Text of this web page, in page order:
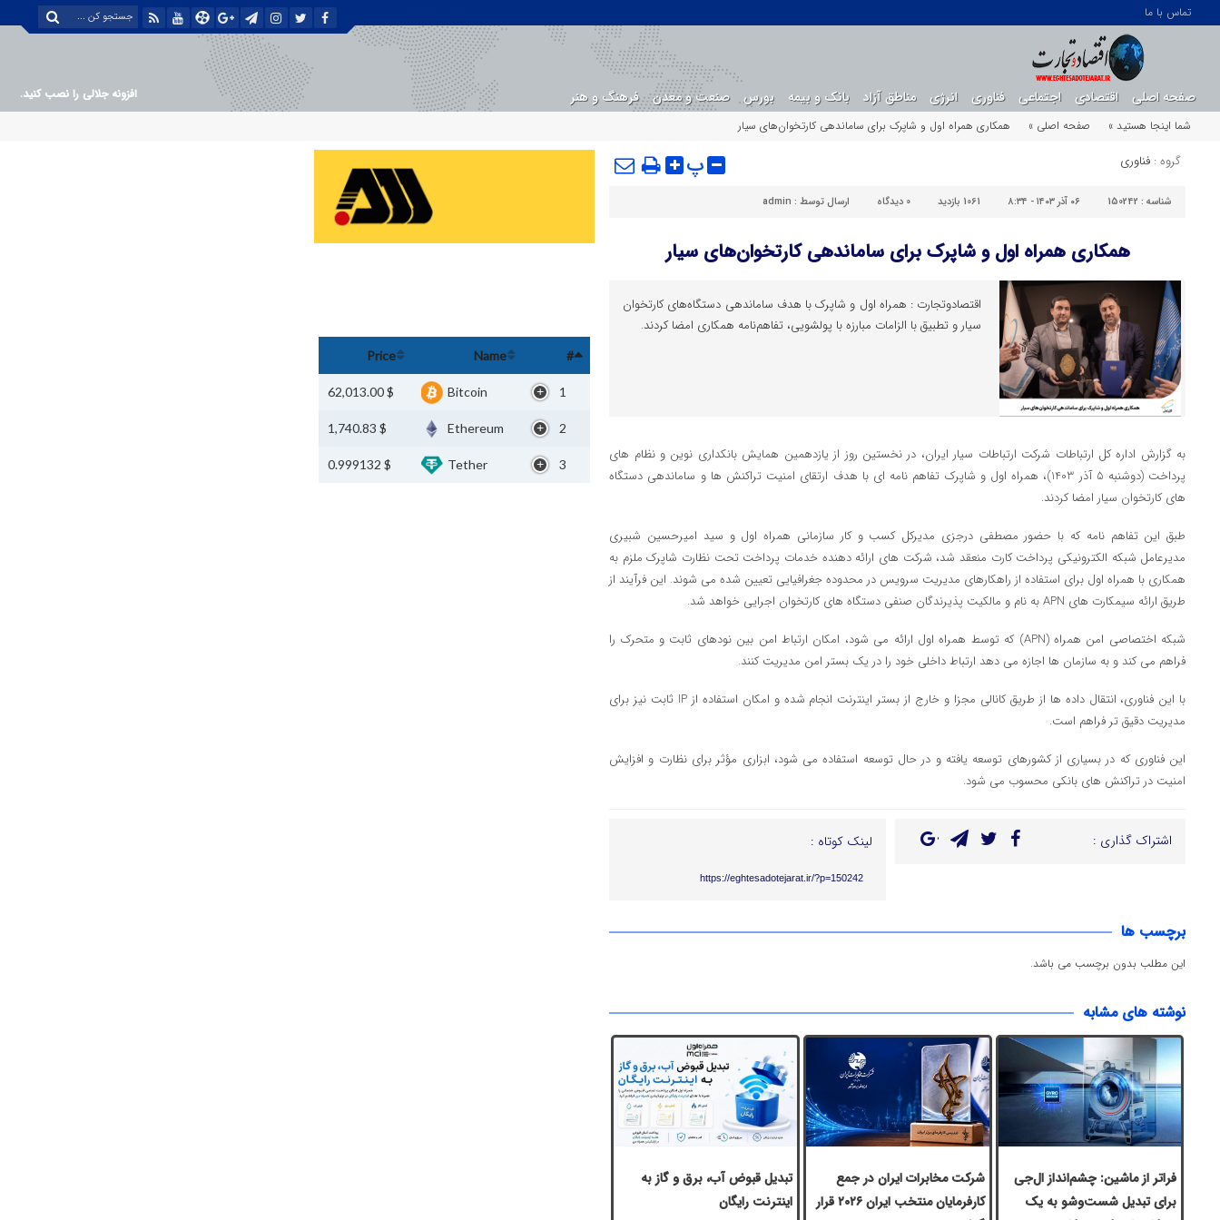
تماس با ما
صفحه اصلی اقتصادی اجتماعی فناوری انرژی مناطق آزاد بانک و بیمه بورس صنعت و معدن فرهنگ و هنر
افزونه جلالی را نصب کنید.
شما اینجا هستید »
صفحه اصلی » همکاری همراه اول و شاپرک برای ساماندهی کارتخوان‌های سیار
گروه : فناوری پ
شناسه : 150242 ۰۶ آذر ۱۴۰۳ - ۸:۳۴ 1061 بازدید 0 دیدگاه ارسال توسط : admin
همکاری همراه اول و شاپرک برای ساماندهی کارتخوان‌های سیار
اقتصادوتجارت : همراه اول و شاپرک با هدف ساماندهی دستگاه‌های کارتخوان
سیار و تطبیق با الزامات مبارزه با پولشویی، تفاهم‌نامه همکاری امضا کردند.
به گزارش اداره کل ارتباطات شرکت ارتباطات سیار ایران، در نخستین روز از یازدهمین همایش بانکداری نوین و نظام های
پرداخت (دوشنبه 5 آذر 1403)، همراه اول و شاپرک تفاهم نامه ای با هدف ارتقای امنیت تراکنش ها و ساماندهی دستگاه
های کارتخوان سیار امضا کردند.
طبق این تفاهم نامه که با حضور مصطفی درجزی مدیرکل کسب و کار سازمانی همراه اول و سید امیرحسین شبیری
مدیرعامل شبکه الکترونیکی پرداخت کارت منعقد شد، شرکت های ارائه دهنده خدمات پرداخت تحت نظارت شاپرک ملزم به
همکاری با همراه اول برای استفاده از راهکارهای مدیریت سرویس در محدوده جغرافیایی تعیین شده می شوند. این فرآیند از
طریق ارائه سیمکارت های APN به نام و مالکیت پذیرندگان صنفی دستگاه های کارتخوان اجرایی خواهد شد.
شبکه اختصاصی امن همراه (APN) که توسط همراه اول ارائه می شود، امکان ارتباط امن بین نودهای ثابت و متحرک را
فراهم می کند و به سازمان ها اجازه می دهد ارتباط داخلی خود را در یک بستر امن مدیریت کنند.
با این فناوری، انتقال داده ها از طریق کانالی مجزا و خارج از بستر اینترنت انجام شده و امکان استفاده از IP ثابت نیز برای
مدیریت دقیق تر فراهم است.
این فناوری که در بسیاری از کشورهای توسعه یافته و در حال توسعه استفاده می شود، ابزاری مؤثر برای نظارت و افزایش
امنیت در تراکنش های بانکی محسوب می شود.
اشتراک گذاری : لینک کوتاه :
https://eghtesadotejarat.ir/?p=150242
برچسب ها
این مطلب بدون برچسب می باشد.
نوشته های مشابه
فراتر از ماشین: چشم‌انداز ال‌جی
برای تبدیل شست‌وشو به یک
شرکت مخابرات ایران در جمع
کارفرمایان منتخب ایران ۲۰۲۶ قرار
تبدیل قبوض آب، برق و گاز به
اینترنت رایگان
#
Name
Price
1
Bitcoin
$ 62,013.00
2
Ethereum
$ 1,740.83
3
Tether
$ 0.999132